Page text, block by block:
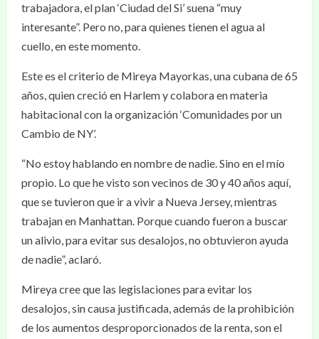
trabajadora, el plan ‘Ciudad del Si’ suena “muy
interesante”. Pero no, para quienes tienen el agua al
cuello, en este momento.
Este es el criterio de Mireya Mayorkas, una cubana de 65
años, quien creció en Harlem y colabora en materia
habitacional con la organización ‘Comunidades por un
Cambio de NY’.
“No estoy hablando en nombre de nadie. Sino en el mío
propio. Lo que he visto son vecinos de 30 y 40 años aquí,
que se tuvieron que ir a vivir a Nueva Jersey, mientras
trabajan en Manhattan. Porque cuando fueron a buscar
un alivio, para evitar sus desalojos, no obtuvieron ayuda
de nadie”, aclaró.
Mireya cree que las legislaciones para evitar los
desalojos, sin causa justificada, además de la prohibición
de los aumentos desproporcionados de la renta, son el